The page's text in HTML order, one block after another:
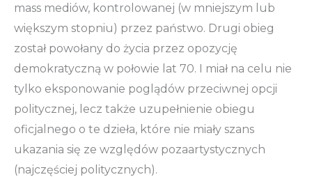
mass mediów, kontrolowanej (w mniejszym lub
większym stopniu) przez państwo. Drugi obieg
został powołany do życia przez opozycję
demokratyczną w połowie lat 70. I miał na celu nie
tylko eksponowanie poglądów przeciwnej opcji
politycznej, lecz także uzupełnienie obiegu
oficjalnego o te dzieła, które nie miały szans
ukazania się ze względów pozaartystycznych
(najczęściej politycznych).